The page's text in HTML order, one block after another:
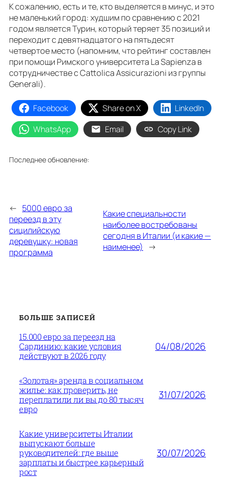
К сожалению, есть и те, кто выделяется в минус, и это
не маленький город: худшим по сравнению с 2021
годом является Турин, который теряет 35 позиций и
переходит с девятнадцатого на пятьдесят
четвертое место (напомним, что рейтинг составлен
при помощи Римского университета La Sapienza в
сотрудничестве с Cattolica Assicurazioni из группы
Generali).
Facebook Share on X
LinkedIn
WhatsApp
Email Copy Link
Последнее обновление:
← 5000 евро за
переезд в эту
сицилийскую
деревушку: новая
программа
Какие специальности
наиболее востребованы
сегодня в Италии (и какие —
наименее)
→
БОЛЬШЕ ЗАПИСЕЙ
15.000 евро за переезд на
Сардинию: какие условия
действуют в 2026 году
04/08/2026
«Золотая» аренда в социальном
жилье: как проверить, не
переплатили ли вы до 80 тысяч
евро
31/07/2026
Какие университеты Италии
выпускают больше
руководителей: где выше
зарплаты и быстрее карьерный
рост
30/07/2026